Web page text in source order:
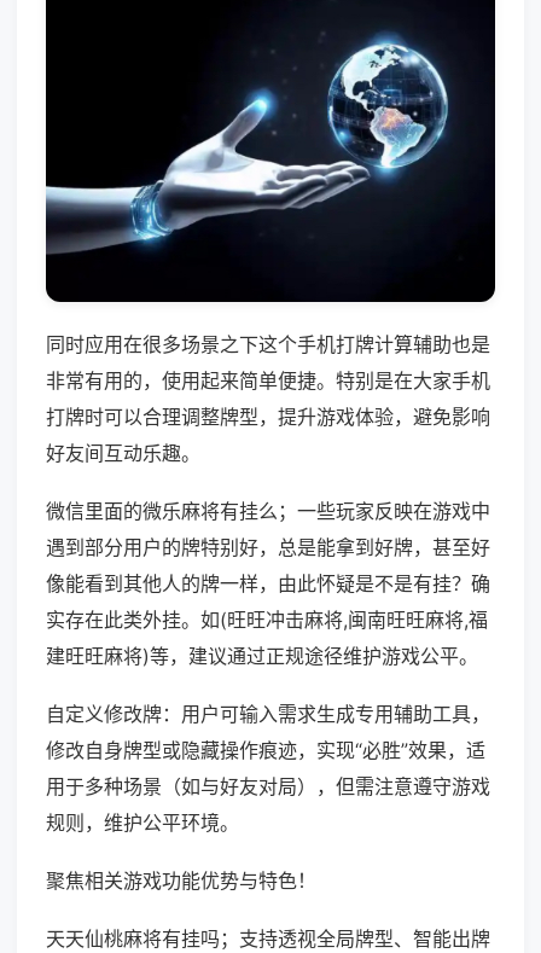
同时应用在很多场景之下这个手机打牌计算辅助也是
非常有用的，使用起来简单便捷。特别是在大家手机
打牌时可以合理调整牌型，提升游戏体验，避免影响
好友间互动乐趣。
微信里面的微乐麻将有挂么；一些玩家反映在游戏中
遇到部分用户的牌特别好，总是能拿到好牌，甚至好
像能看到其他人的牌一样，由此怀疑是不是有挂？确
实存在此类外挂。如(旺旺冲击麻将,闽南旺旺麻将,福
建旺旺麻将)等，建议通过正规途径维护游戏公平。
自定义修改牌：用户可输入需求生成专用辅助工具，
修改自身牌型或隐藏操作痕迹，实现“必胜”效果，适
用于多种场景（如与好友对局），但需注意遵守游戏
规则，维护公平环境。
聚焦相关游戏功能优势与特色！
天天仙桃麻将有挂吗；支持透视全局牌型、智能出牌